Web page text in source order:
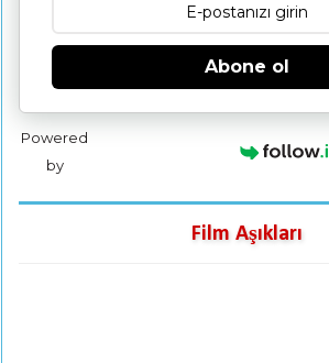
Abone ol
Powered
by
Film Aşıkları